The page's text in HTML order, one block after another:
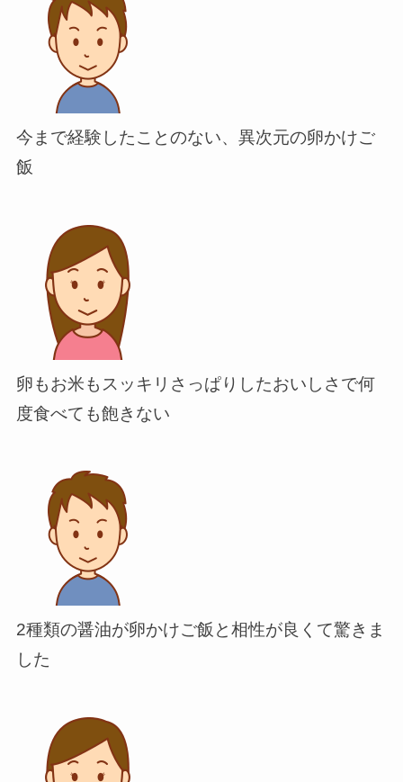
今まで経験したことのない、異次元の卵かけご
飯
卵もお米もスッキリさっぱりしたおいしさで何
度食べても飽きない
2種類の醤油が卵かけご飯と相性が良くて驚きま
した